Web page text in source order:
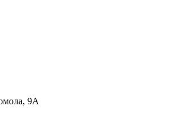
9А